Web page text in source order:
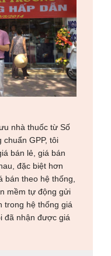
nhà thuốc từ Số
chuẩn GPP, tôi
bán lẻ, giá bán
đặc biệt hơn
bán theo hệ thống,
mềm tự động gửi
trong hệ thống giá
đã nhận được giá